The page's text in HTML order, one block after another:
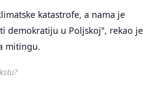
katastrofe, a nama je
demokratiju u Poljskoj", rekao je
mitingu.